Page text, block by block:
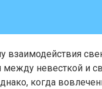
взаимодействия
невесткой и
когда